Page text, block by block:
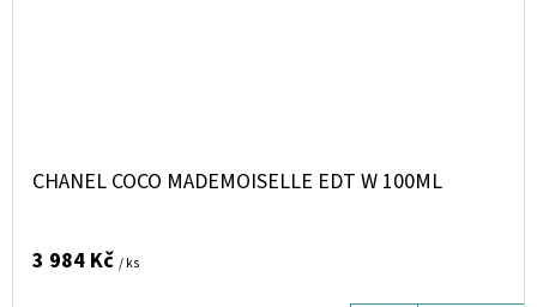
CHANEL COCO MADEMOISELLE EDT W 100ML
3 984 Kč / ks